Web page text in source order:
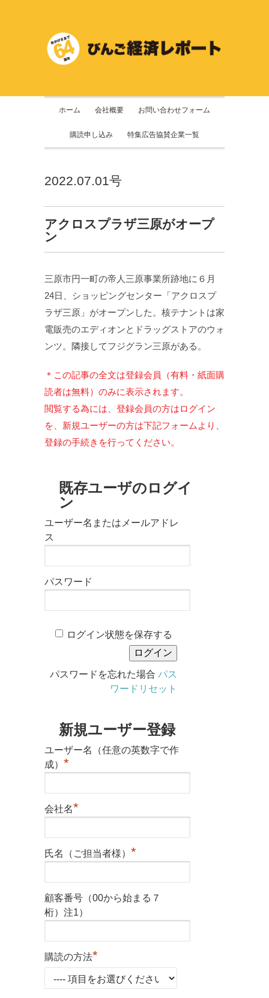
ホーム 会社概要 お問い合わせフォーム
購読申し込み 特集広告協賛企業一覧
2022.07.01号
アクロスプラザ三原がオープ
ン
三原市円一町の帝人三原事業所跡地に６月
24日、ショッピングセンター「アクロスプ
ラザ三原」がオープンした。核テナントは家
電販売のエディオンとドラッグストアのウォ
ンツ。隣接してフジグラン三原がある。
＊この記事の全文は登録会員（有料・紙面購
読者は無料）のみに表示されます。
閲覧する為には、登録会員の方はログイン
を、新規ユーザーの方は下記フォームより、
登録の手続きを行ってください。
既存ユーザのログイ
ン
ユーザー名またはメールアドレ
ス
パスワード
ログイン状態を保存する
パスワードを忘れた場合 パス
ワードリセット
新規ユーザー登録
ユーザー名（任意の英数字で作
成） *
会社名*
氏名（ご担当者様） *
顧客番号（00から始まる７
桁）注1）
購読の方法*